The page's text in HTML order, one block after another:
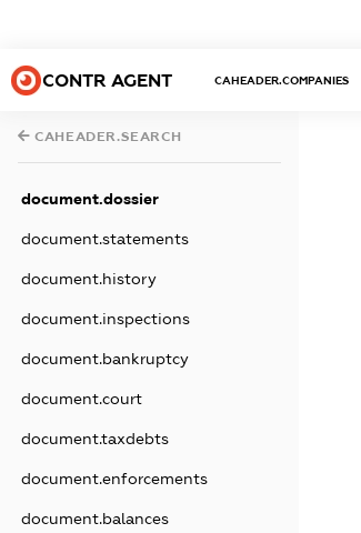
CONTR AGENT CAHEADER.COMPANIES
CAHEADER.SEARCH
document.dossier
document.statements
document.history
document.inspections
document.bankruptcy
document.court
document.taxdebts
document.enforcements
document.balances